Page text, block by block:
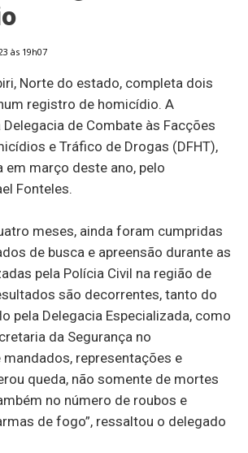
às 19h07
Norte do estado, completa dois
registro de homicídio. A
de Combate às Facções
e Tráfico de Drogas (DFHT),
março deste ano, pelo
Fonteles.
meses, ainda foram cumpridas
de busca e apreensão durante as
pela Polícia Civil na região de
são decorrentes, tanto do
pela Delegacia Especializada, como
da Segurança no
representações e
queda, não somente de mortes
no número de roubos e
de fogo”, ressaltou o delegado